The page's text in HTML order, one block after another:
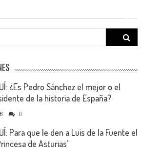
Search
for:
¿Es Pedro Sánchez el mejor o el
de la historia de España?
0
Para que le den a Luis de la Fuente el
de Asturias’